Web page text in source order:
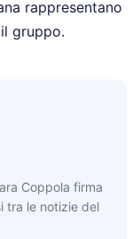
rappresentano
gruppo.
Coppola firma
tra le notizie del